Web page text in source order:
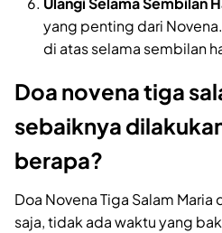
yang penting dari
di atas selama sembilan
Doa novena tiga
sebaiknya
berapa?
Doa Novena Tiga Salam
saja, tidak ada waktu yang